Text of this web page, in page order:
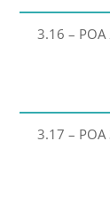
3.16 – POA
3.17 – POA